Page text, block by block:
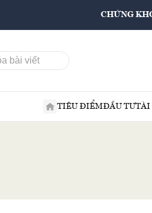
CHỨNG
TIÊU ĐIỂMĐẦU TƯTÀI